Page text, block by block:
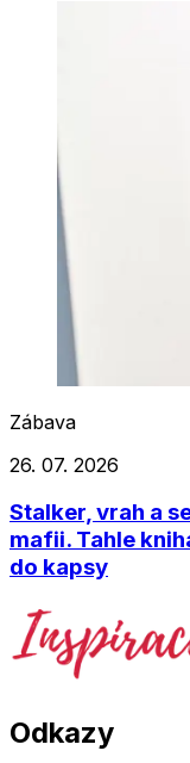
Zábava
26. 07. 2026
Stalker, vrah a
mafii. Tahle
do kapsy
Odkazy